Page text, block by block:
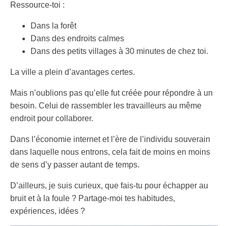
Ressource-toi :
Dans la forêt
Dans des endroits calmes
Dans des petits villages à 30 minutes de chez toi.
La ville a plein d’avantages certes.
Mais n’oublions pas qu’elle fut créée pour répondre à un
besoin. Celui de rassembler les travailleurs au même
endroit pour collaborer.
Dans l’économie internet et l’ère de l’individu souverain
dans laquelle nous entrons, cela fait de moins en moins
de sens d’y passer autant de temps.
D’ailleurs, je suis curieux, que fais-tu pour échapper au
bruit et à la foule ? Partage-moi tes habitudes,
expériences, idées ?